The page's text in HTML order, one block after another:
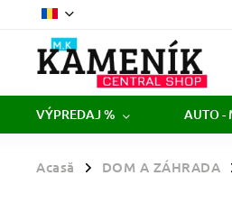
VÝPREDAJ % AUTO -
Acasă / DOM A ZÁHRADA